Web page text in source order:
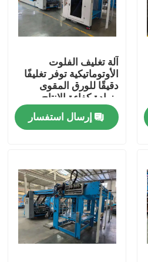
آلة تغليف الفلوت
الأوتوماتيكية توفر تغليفًا
دقيقًا للورق المقوى
وزيادة كفاءة الإنتاج
إرسال استفسار